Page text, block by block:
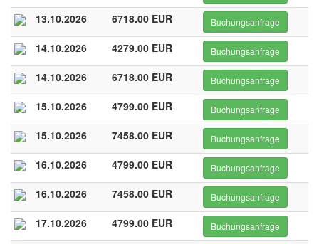
13.10.2026 6718.00 EUR Buchungsanfrage
14.10.2026 4279.00 EUR Buchungsanfrage
14.10.2026 6718.00 EUR Buchungsanfrage
15.10.2026 4799.00 EUR Buchungsanfrage
15.10.2026 7458.00 EUR Buchungsanfrage
16.10.2026 4799.00 EUR Buchungsanfrage
16.10.2026 7458.00 EUR Buchungsanfrage
17.10.2026 4799.00 EUR Buchungsanfrage